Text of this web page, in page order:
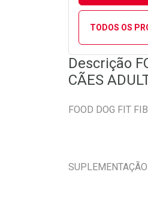
TODOS OS
Descrição
CÃES
FOOD DOG FIT